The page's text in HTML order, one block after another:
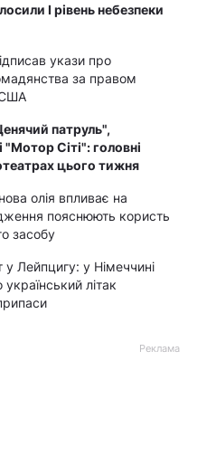
І рівень небезпеки
укази про
за правом
патруль",
Сіті": головні
цього тижня
олія впливає на
пояснюють користь
засобу
у Лейпцигу: у Німеччині
літак
Реклама